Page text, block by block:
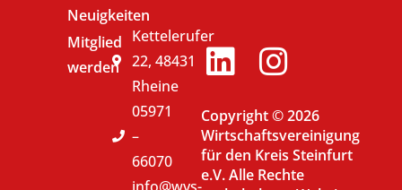
Neuigkeiten
Mitglied
werden
Kettelerufer
22, 48431
Rheine
05971
–
66070
Copyright © 2026
Wirtschaftsvereinigung
für den Kreis Steinfurt
e.V. Alle Rechte